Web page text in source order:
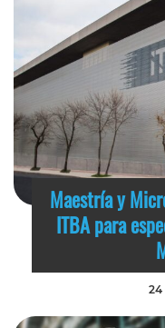
Maestría y
ITBA para
24